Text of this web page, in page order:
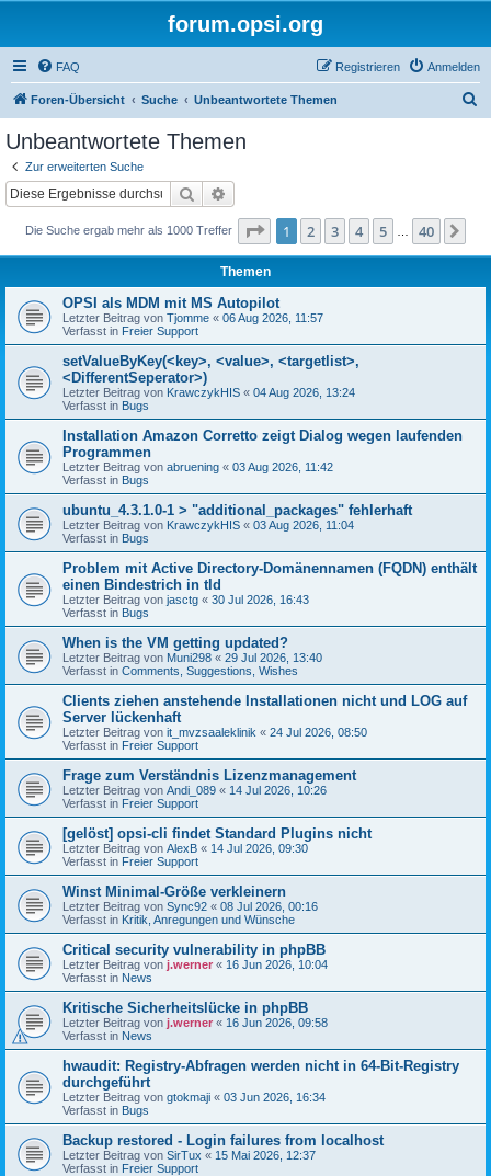
forum.opsi.org
FAQ Anmelden
Registrieren
Foren-Übersicht Suche Unbeantwortete Themen
Unbeantwortete Themen
Zur erweiterten Suche
Suche
Die Suche ergab mehr als 1000 Treffer Seite 1von 40
1 2 3 4 5 40
Themen
OPSI als MDM mit MS Autopilot
Letzter Beitrag von Tjomme « 06 Aug 2026, 11:57
Verfasst in Freier Support
setValueByKey(<key>, <value>, <targetlist>,
<DifferentSeperator>)
Letzter Beitrag von KrawczykHIS « 04 Aug 2026, 13:24
Verfasst in Bugs
Installation Amazon Corretto zeigt Dialog wegen laufenden
Programmen
Letzter Beitrag von abruening « 03 Aug 2026, 11:42
Verfasst in Bugs
ubuntu_4.3.1.0-1 > "additional_packages" fehlerhaft
Letzter Beitrag von KrawczykHIS « 03 Aug 2026, 11:04
Verfasst in Bugs
Problem mit Active Directory-Domänennamen (FQDN) enthält
einen Bindestrich in tld
Letzter Beitrag von jasctg « 30 Jul 2026, 16:43
Verfasst in Bugs
When is the VM getting updated?
Letzter Beitrag von Muni298 « 29 Jul 2026, 13:40
Verfasst in Comments, Suggestions, Wishes
Clients ziehen anstehende Installationen nicht und LOG auf
Server lückenhaft
Letzter Beitrag von it_mvzsaaleklinik « 24 Jul 2026, 08:50
Verfasst in Freier Support
Frage zum Verständnis Lizenzmanagement
Letzter Beitrag von Andi_089 « 14 Jul 2026, 10:26
Verfasst in Freier Support
[gelöst] opsi-cli findet Standard Plugins nicht
Letzter Beitrag von AlexB « 14 Jul 2026, 09:30
Verfasst in Freier Support
Winst Minimal-Größe verkleinern
Letzter Beitrag von Sync92 « 08 Jul 2026, 00:16
Verfasst in Kritik, Anregungen und Wünsche
Critical security vulnerability in phpBB
Letzter Beitrag von j.werner « 16 Jun 2026, 10:04
Verfasst in News
Kritische Sicherheitslücke in phpBB
Letzter Beitrag von j.werner « 16 Jun 2026, 09:58
Verfasst in News
hwaudit: Registry-Abfragen werden nicht in 64-Bit-Registry
durchgeführt
Letzter Beitrag von gtokmaji « 03 Jun 2026, 16:34
Verfasst in Bugs
Backup restored - Login failures from localhost
Letzter Beitrag von SirTux « 15 Mai 2026, 12:37
Verfasst in Freier Support